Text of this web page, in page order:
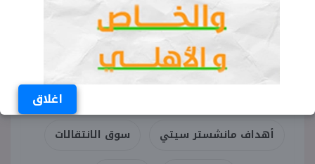
اغلاق
الدوري الإنجليزي عمر مرموش
كريستال بالاس ملعب الاتحاد
أهداف مانشستر سيتي سوق الانتقالات